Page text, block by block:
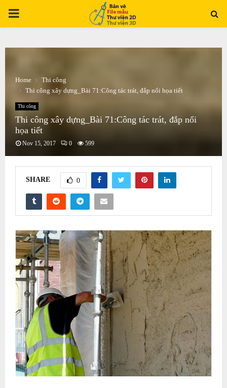
PRIMARY
Home
Thi công
Thi công xây dựng_Bài 71:Công tác trát, đắp nổi họa tiết
Thi công
Thi công xây dựng_Bài 71:Công tác trát, đắp nổi
họa tiết
Nov 15, 2017 0 599
SHARE 0